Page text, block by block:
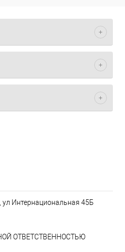
ул Интернациональная 45Б
ОТВЕТСТВЕННОСТЬЮ